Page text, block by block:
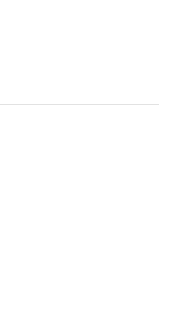
mudanças.